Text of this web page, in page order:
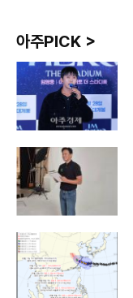
아주PICK >